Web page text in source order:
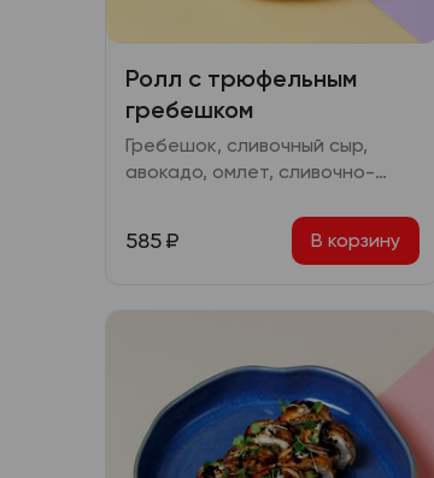
Ролл с трюфельным
гребешком
Гребешок, сливочный сыр,
авокадо, омлет, сливочно-
терияки, шампиньоны, зеленый
лук
585₽ В корзину